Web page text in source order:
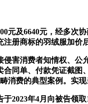
及6640元，经多次
册商标的羽绒服加价
消费者知情权、公
同单、付款凭证截
消费的典型案例。实
年4月向被告领取